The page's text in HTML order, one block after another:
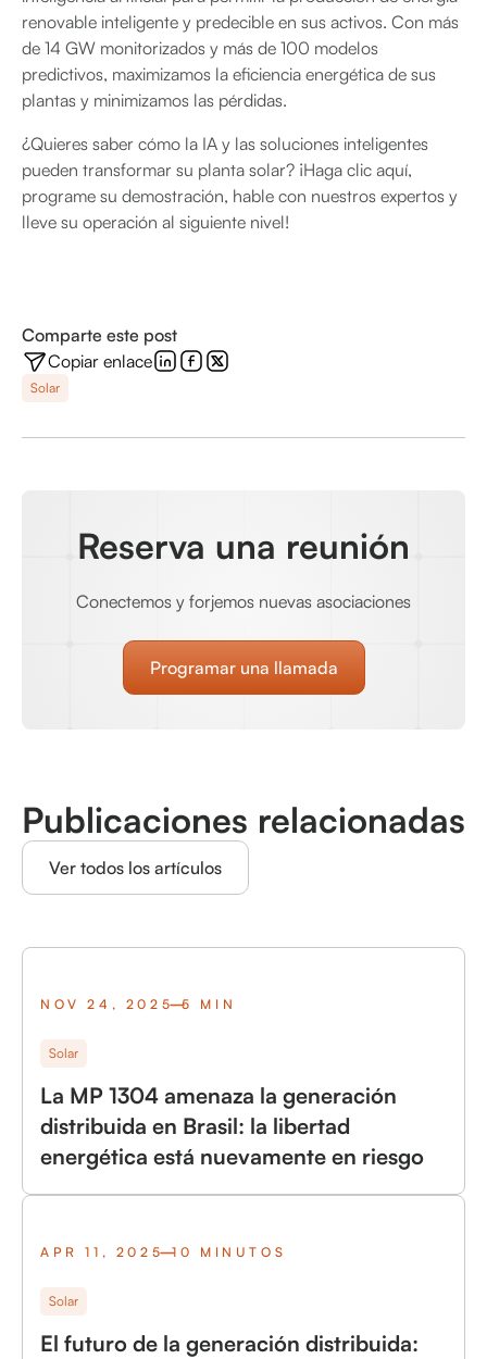
renovable inteligente y predecible en sus activos. Con más
de 14 GW monitorizados y más de 100 modelos
predictivos, maximizamos la eficiencia energética de sus
plantas y minimizamos las pérdidas.
¿Quieres saber cómo la IA y las soluciones inteligentes
pueden transformar su planta solar? ¡Haga clic aquí,
programe su demostración, hable con nuestros expertos y
lleve su operación al siguiente nivel!
Comparte este post
Copiar enlace
Solar
Reserva una reunión
Conectemos y forjemos nuevas asociaciones
Programar una llamada
Publicaciones relacionadas
Ver todos los artículos
NOV 24, 2025 5 MIN
Solar
La MP 1304 amenaza la generación
distribuida en Brasil: la libertad
energética está nuevamente en riesgo
APR 11, 2025 10 MINUTOS
Solar
El futuro de la generación distribuida: